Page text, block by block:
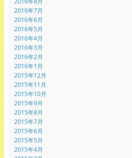
2016年7月
2016年6月
2016年5月
2016年4月
2016年3月
2016年2月
2016年1月
2015年12月
2015年11月
2015年10月
2015年9月
2015年8月
2015年7月
2015年6月
2015年5月
2015年4月